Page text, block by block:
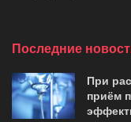
Последние
При
приём